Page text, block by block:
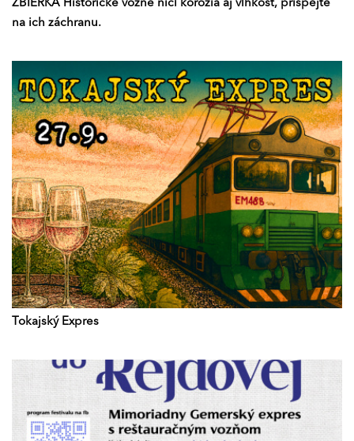
ZBIERKA Historické vozne ničí korózia aj vlhkosť, prispejte
na ich záchranu.
Tokajský Expres